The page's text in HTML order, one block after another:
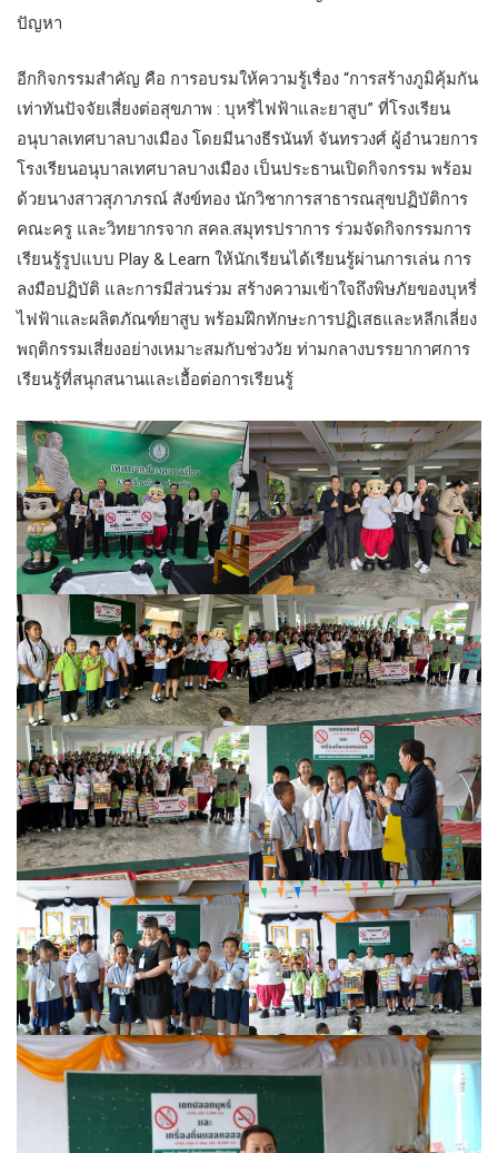
ปัญหา
อีกกิจกรรมสำคัญ คือ การอบรมให้ความรู้เรื่อง “การสร้างภูมิคุ้มกัน
เท่าทันปัจจัยเสี่ยงต่อสุขภาพ : บุหรี่ไฟฟ้าและยาสูบ” ที่โรงเรียน
อนุบาลเทศบาลบางเมือง โดยมีนางธีรนันท์ จันทรวงศ์ ผู้อำนวยการ
โรงเรียนอนุบาลเทศบาลบางเมือง เป็นประธานเปิดกิจกรรม พร้อม
ด้วยนางสาวสุภาภรณ์ สังข์ทอง นักวิชาการสาธารณสุขปฏิบัติการ
คณะครู และวิทยากรจาก สคล.สมุทรปราการ ร่วมจัดกิจกรรมการ
เรียนรู้รูปแบบ Play & Learn ให้นักเรียนได้เรียนรู้ผ่านการเล่น การ
ลงมือปฏิบัติ และการมีส่วนร่วม สร้างความเข้าใจถึงพิษภัยของบุหรี่
ไฟฟ้าและผลิตภัณฑ์ยาสูบ พร้อมฝึกทักษะการปฏิเสธและหลีกเลี่ยง
พฤติกรรมเสี่ยงอย่างเหมาะสมกับช่วงวัย ท่ามกลางบรรยากาศการ
เรียนรู้ที่สนุกสนานและเอื้อต่อการเรียนรู้